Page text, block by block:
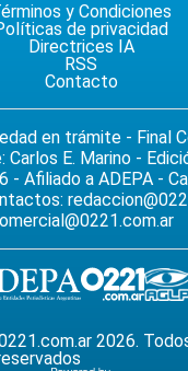
y Condiciones
de privacidad
Directrices IA
RSS
Contacto
en trámite - Final
Carlos E. Marino -
- Afiliado a ADEPA -
2026.